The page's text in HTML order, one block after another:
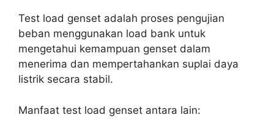
Test load genset adalah proses pengujian
beban menggunakan load bank untuk
mengetahui kemampuan genset dalam
menerima dan mempertahankan suplai daya
listrik secara stabil.
Manfaat test load genset antara lain: